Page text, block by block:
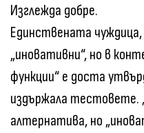
Изглежда добре.
Единствената
„иновативни“, но в
функции“ е доста
издържала тестовете.
алтернатива, но